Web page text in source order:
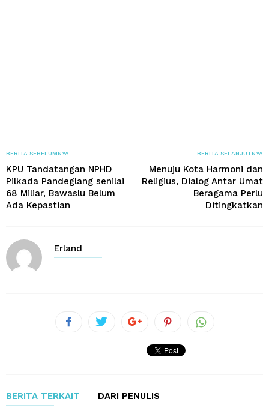
BERITA SEBELUMNYA
KPU Tandatangan NPHD
Pilkada Pandeglang senilai
68 Miliar, Bawaslu Belum
Ada Kepastian
BERITA SELANJUTNYA
Menuju Kota Harmoni dan
Religius, Dialog Antar Umat
Beragama Perlu
Ditingkatkan
Erland
BERITA TERKAIT DARI PENULIS